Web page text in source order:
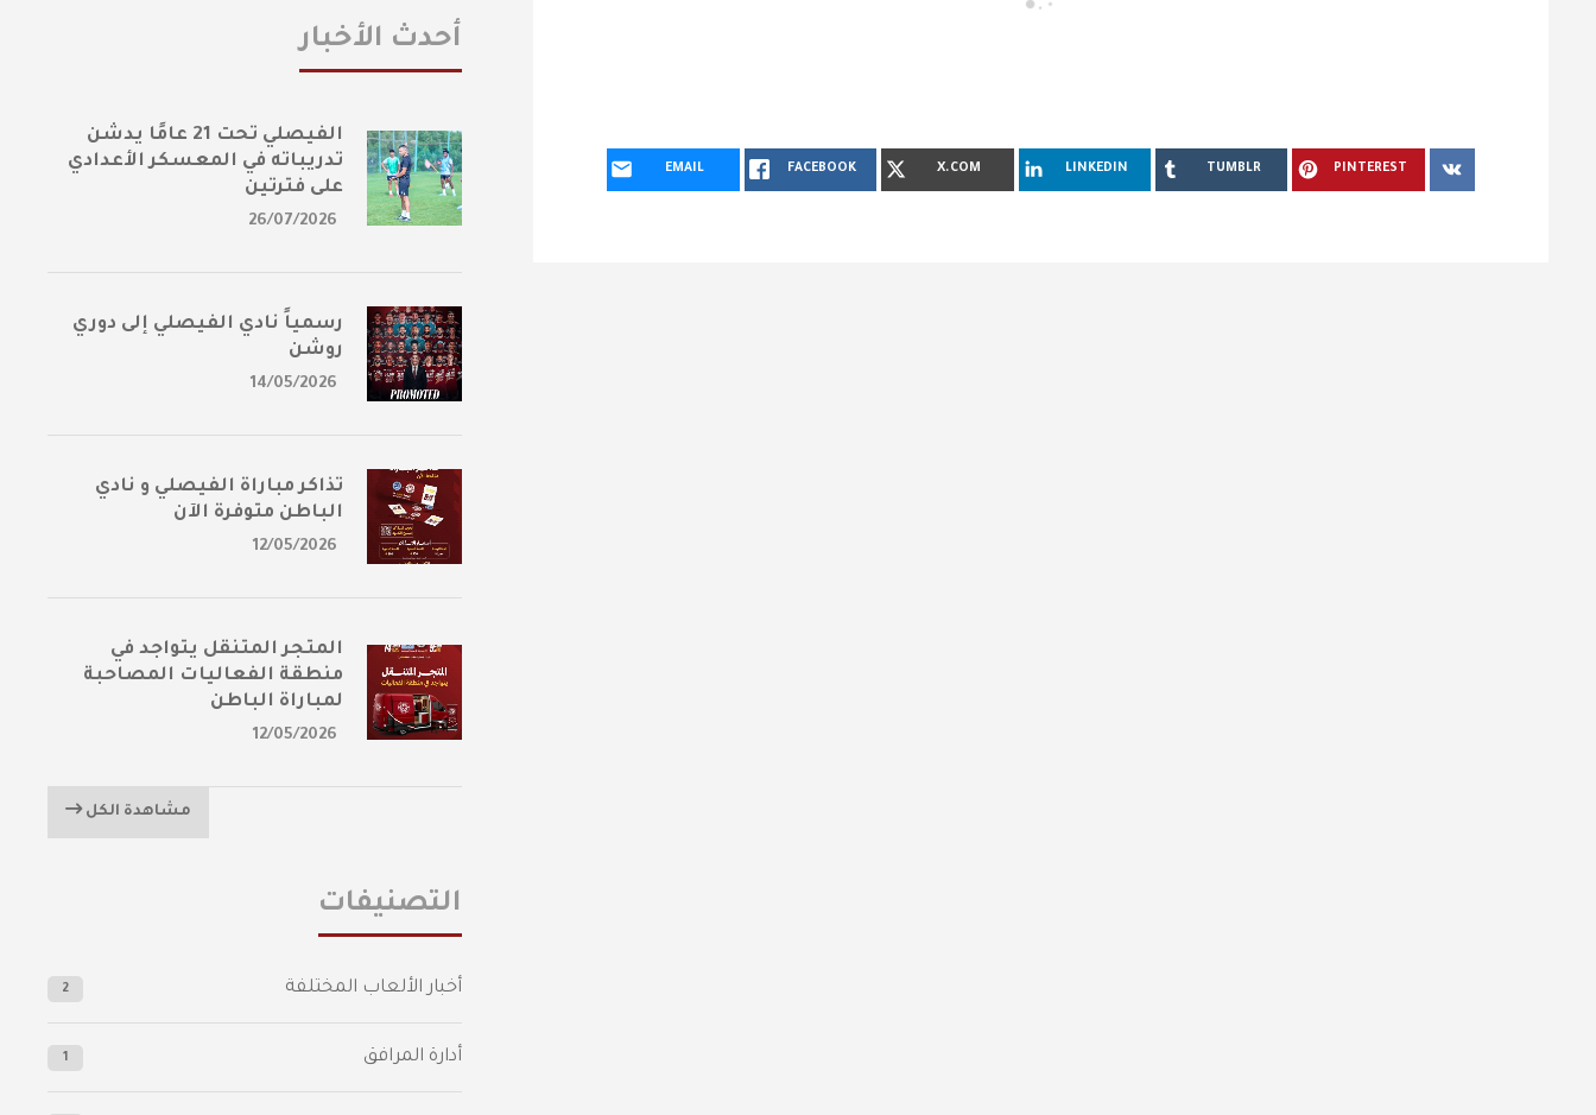
EMAIL FACEBOOK X.COM LINKEDIN TUMBLR PINTEREST
أحدث الأخبار
الفيصلي تحت 21 عامًا يدشن
تدريباته في المعسكر الأعدادي
على فترتين
26/07/2026
رسمياً نادي الفيصلي إلى دوري
روشن
14/05/2026
تذاكر مباراة الفيصلي و نادي
الباطن متوفرة الآن
12/05/2026
المتجر المتنقل يتواجد في
منطقة الفعاليات المصاحبة
لمباراة الباطن
12/05/2026
مشاهدة الكل
التصنيفات
أخبار الألعاب المختلفة 2
أدارة المرافق 1